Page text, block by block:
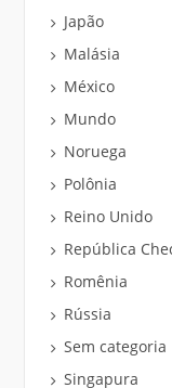
Japão
Malásia
México
Mundo
Noruega
Polônia
Reino Unido
República
Romênia
Rússia
Sem categoria
Singapura